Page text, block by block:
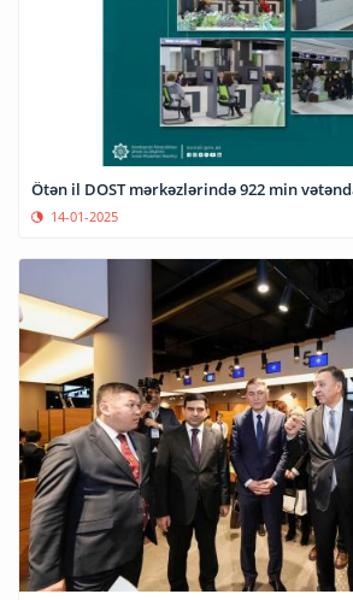
Ötən il DOST mərkəzlərində 922 min
14-01-2025